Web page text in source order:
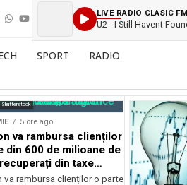
LIVE RADIO CLASIC FM
U2 - I Still Havent
SPORT RADIO
Shutterstock
5 ore ago
va rambursa clienților
din 600 de milioane de
din taxe
va rambursa clienților o parte